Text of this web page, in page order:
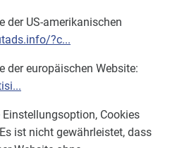
der US-amerikanischen
?c...
der europäischen Website:
Cookies
ist nicht gewährleistet, dass